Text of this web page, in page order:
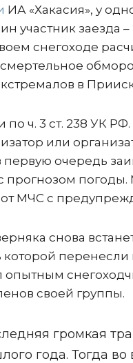
ИА «Хакасия», у
участник заезда
снегоходе
в
по ч. 3 ст. 238 УК
или
очередь
прогнозом
МЧС с
снова
которой
опытным
своей группы.
громкая
года. Тогда